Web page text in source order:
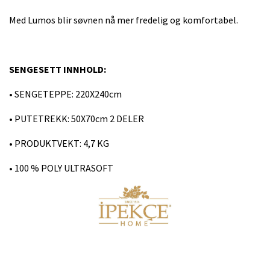
Med Lumos blir søvnen nå mer fredelig og komfortabel.
SENGESETT INNHOLD:
• SENGETEPPE: 220X240cm
• PUTETREKK: 50X70cm 2 DELER
• PRODUKTVEKT: 4,7 KG
• 100 % POLY ULTRASOFT